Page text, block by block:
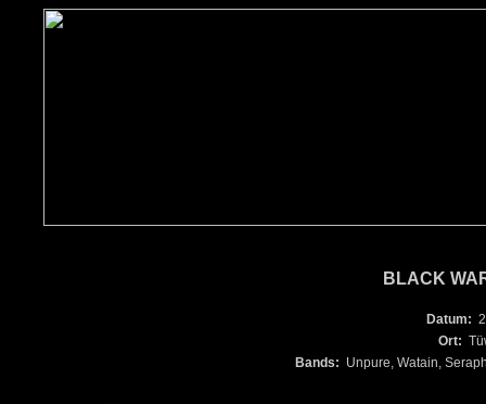
BLACK
Datum:
Ort:
Bands: Unpure, Watain,